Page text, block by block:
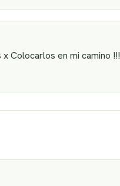
Colocarlos en mi camino !!!